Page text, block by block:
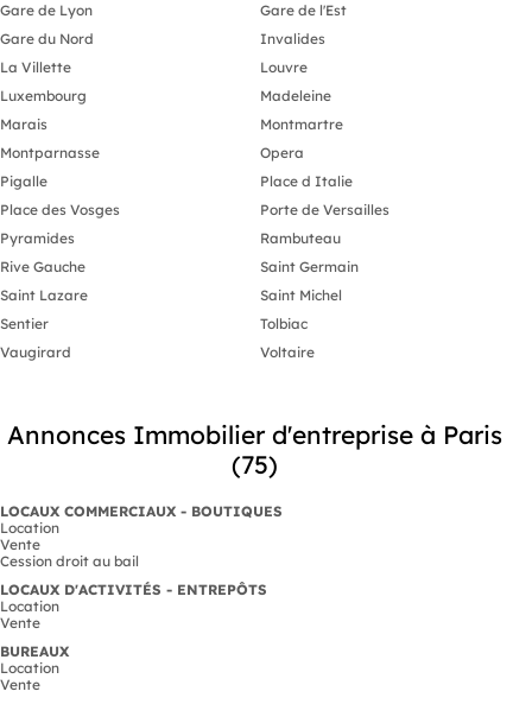
Gare de Lyon
Gare de l'Est
Gare du Nord
Invalides
La Villette
Louvre
Luxembourg
Madeleine
Marais
Montmartre
Montparnasse
Opera
Pigalle
Place d Italie
Place des Vosges
Porte de Versailles
Pyramides
Rambuteau
Rive Gauche
Saint Germain
Saint Lazare
Saint Michel
Sentier
Tolbiac
Vaugirard
Voltaire
Annonces Immobilier d'entreprise à Paris
(75)
LOCAUX COMMERCIAUX - BOUTIQUES
Location
Vente
Cession droit au bail
LOCAUX D'ACTIVITÉS - ENTREPÔTS
Location
Vente
BUREAUX
Location
Vente